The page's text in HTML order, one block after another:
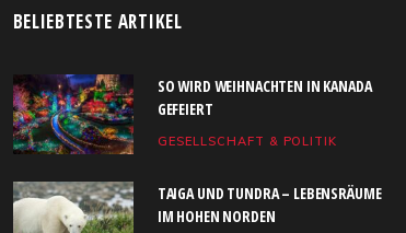
BELIEBTESTE ARTIKEL
SO WIRD WEIHNACHTEN IN KANADA
GEFEIERT
GESELLSCHAFT & POLITIK
TAIGA UND TUNDRA – LEBENSRÄUME
IM HOHEN NORDEN